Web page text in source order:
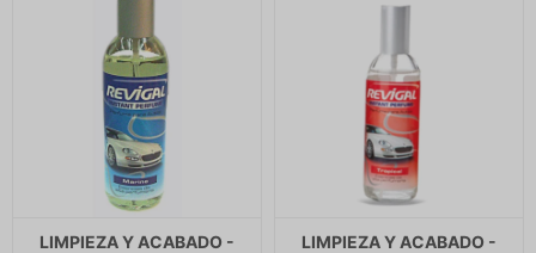
LIMPIEZA Y ACABADO -
LIMPIEZA Y ACABADO -